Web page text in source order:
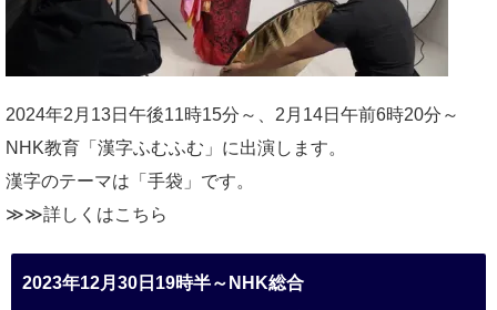
2024年2月13日午後11時15分～、2月14日午前6時20分～
NHK教育「漢字ふむふむ」に出演します。
漢字のテーマは「手袋」です。
≫≫詳しくはこちら
2023年12月30日19時半～NHK総合